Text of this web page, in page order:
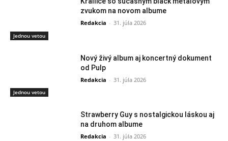
Jednou vetou
zvukom na novom albume
Redakcia - 31. júla 2026
Jednou vetou
Nový živý album aj koncertný dokument
od Pulp
Redakcia - 31. júla 2026
Strawberry Guy s nostalgickou láskou aj
na druhom albume
Redakcia - 31. júla 2026